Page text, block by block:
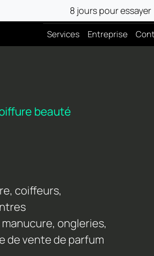
8 jours pour essayer
Services Entreprise
beauté
coiffeurs,
ongleries,
de vente de parfum